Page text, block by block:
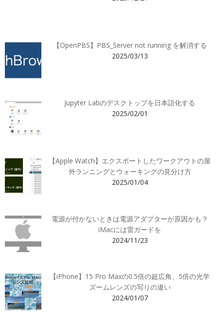
【OpenPBS】PBS_Server not running を解消する
2025/03/13
Jupyter Labのデスクトップを日本語化する
2025/02/01
【Apple Watch】エクスポートしたワークアウトの屋
外ランニングとウォーキングの見分け方
2025/01/04
電源が付かないときは電源アダプターが原因かも？
iMacには雷ガードを
2024/11/23
【iPhone】15 Pro Maxの0.5倍の超広角、5倍の光学
ズームレンズの写りの違い
2024/01/07